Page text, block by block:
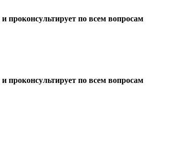
и проконсультирует по всем вопросам
и проконсультирует по всем вопросам